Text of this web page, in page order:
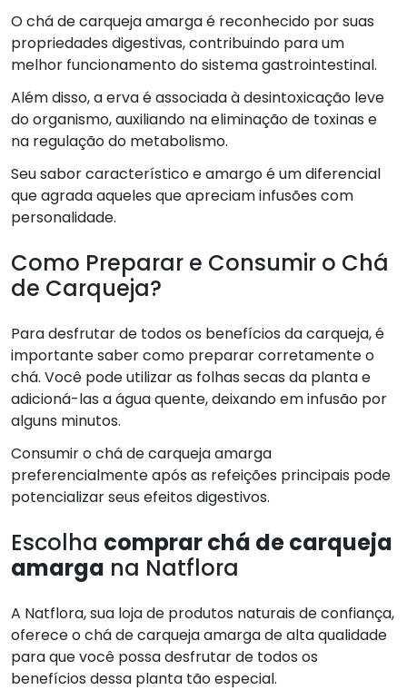
O chá de carqueja amarga é reconhecido por suas
propriedades digestivas, contribuindo para um
melhor funcionamento do sistema gastrointestinal.
Além disso, a erva é associada à desintoxicação leve
do organismo, auxiliando na eliminação de toxinas e
na regulação do metabolismo.
Seu sabor característico e amargo é um diferencial
que agrada aqueles que apreciam infusões com
personalidade.
Como Preparar e Consumir o Chá
de Carqueja?
Para desfrutar de todos os benefícios da carqueja, é
importante saber como preparar corretamente o
chá. Você pode utilizar as folhas secas da planta e
adicioná-las a água quente, deixando em infusão por
alguns minutos.
Consumir o chá de carqueja amarga
preferencialmente após as refeições principais pode
potencializar seus efeitos digestivos.
Escolha comprar chá de carqueja
amarga na Natflora
A Natflora, sua loja de produtos naturais de confiança,
oferece o chá de carqueja amarga de alta qualidade
para que você possa desfrutar de todos os
benefícios dessa planta tão especial.